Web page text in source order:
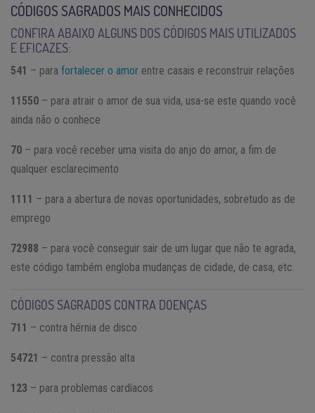
CÓDIGOS SAGRADOS MAIS CONHECIDOS
CONFIRA ABAIXO ALGUNS DOS CÓDIGOS MAIS UTILIZADOS
E EFICAZES:
541 – para fortalecer o amor entre casais e reconstruir relações
11550 – para atrair o amor de sua vida, usa-se este quando você
ainda não o conhece
70 – para você receber uma visita do anjo do amor, a fim de
qualquer esclarecimento
1111 – para a abertura de novas oportunidades, sobretudo as de
emprego
72988 – para você conseguir sair de um lugar que não te agrada,
este código também engloba mudanças de cidade, de casa, etc.
CÓDIGOS SAGRADOS CONTRA DOENÇAS
711 – contra hérnia de disco
54721 – contra pressão alta
123 – para problemas cardíacos